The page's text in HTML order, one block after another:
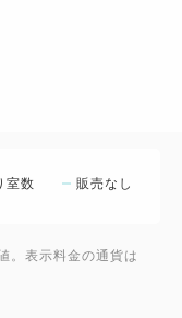
替可能です。
回、4連泊ではラ
ォーター付で
ません
室数 販売なし
。表示料金の通貨は